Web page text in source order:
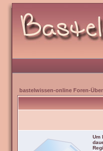
bastelwissen-online Foren-
Um